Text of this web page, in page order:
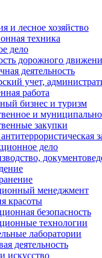
и лесное хозяйство
техника
дело
дорожного
деятельность
учет,
работа
бизнес и туризм
и
закупки
дело
менеджмент
красоты
безопасность
технологии
лаборатории
деятельность
искусство